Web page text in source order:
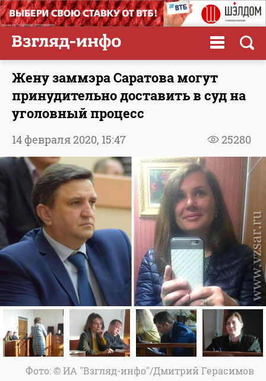
Жену заммэра Саратова могут
принудительно доставить в суд на
уголовный процесс
25280
14 февраля 2020, 15:47
Фото: © ИА "Взгляд-инфо"/Дмитрий Герасимов